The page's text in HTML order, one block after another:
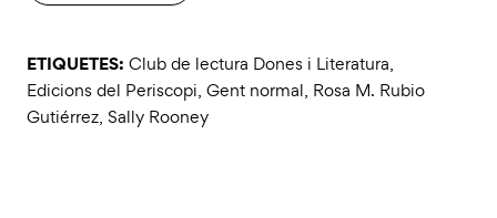
ETIQUETES: Club de lectura Dones i Literatura,
Edicions del Periscopi, Gent normal, Rosa M. Rubio
Gutiérrez, Sally Rooney